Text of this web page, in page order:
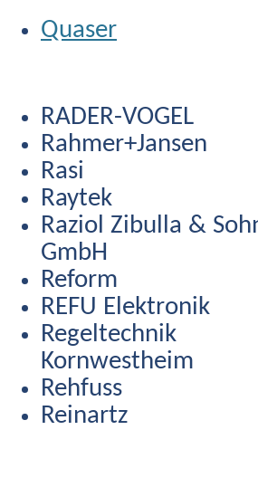
Quaser
RADER-VOGEL
Rahmer+Jansen
Rasi
Raytek
Raziol Zibulla &
GmbH
Reform
REFU Elektronik
Regeltechnik
Kornwestheim
Rehfuss
Reinartz